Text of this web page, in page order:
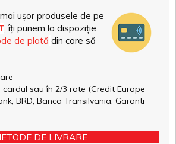
ușor produsele de pe
, îți punem la dispoziție
de plată din care să
sau în 2/3 rate (Credit Europe
BRD, Banca Transilvania, Garanti
DE LIVRARE